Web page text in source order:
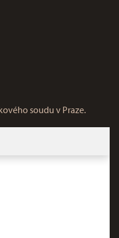
soudu v Praze.